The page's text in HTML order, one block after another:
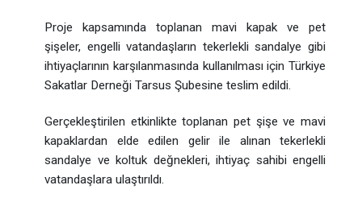
Proje kapsamında toplanan mavi kapak ve pet
şişeler, engelli vatandaşların tekerlekli sandalye gibi
ihtiyaçlarının karşılanmasında kullanılması için Türkiye
Sakatlar Derneği Tarsus Şubesine teslim edildi.
Gerçekleştirilen etkinlikte toplanan pet şişe ve mavi
kapaklardan elde edilen gelir ile alınan tekerlekli
sandalye ve koltuk değnekleri, ihtiyaç sahibi engelli
vatandaşlara ulaştırıldı.